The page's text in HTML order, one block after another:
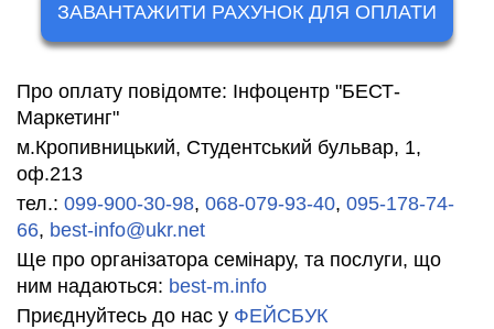
ЗАВАНТАЖИТИ РАХУНОК ДЛЯ ОПЛАТИ
Про оплату повідомте: Інфоцентр "БЕСТ-
Маркетинг"
м.Кропивницький, Студентський бульвар, 1,
оф.213
тел.: 099-900-30-98, 068-079-93-40, 095-178-74-
66, best-info@ukr.net
Ще про організатора семінару, та послуги, що
ним надаються: best-m.info
Приєднуйтесь до нас у ФЕЙСБУК